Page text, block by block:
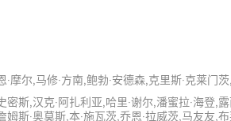
摩尔,马修·方南,鲍勃·安德森,克里斯·克莱门
斯,汉克·阿扎利亚,哈里·谢尔,潘蜜拉·海登
姆斯·奥莫斯,本·施瓦茨,乔恩·拉威茨,马友